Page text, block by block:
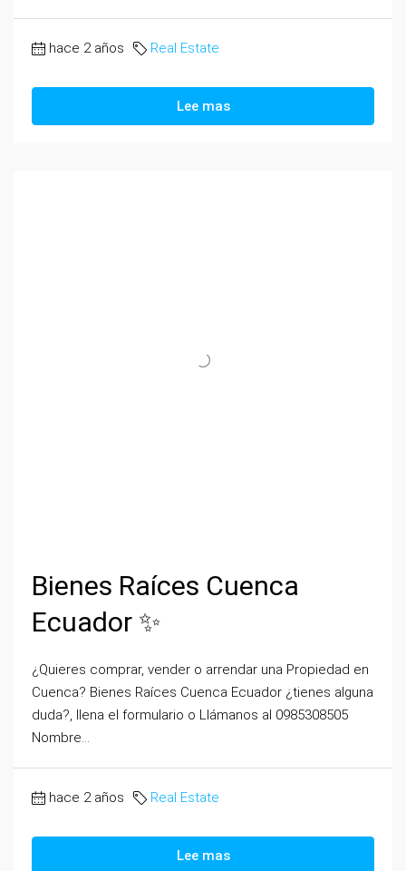
hace 2 años Real Estate
Lee mas
Bienes Raíces Cuenca
Ecuador ✨
¿Quieres comprar, vender o arrendar una Propiedad en
Cuenca? Bienes Raíces Cuenca Ecuador ¿tienes alguna
duda?, llena el formulario o Llámanos al 0985308505
Nombre...
hace 2 años Real Estate
Lee mas